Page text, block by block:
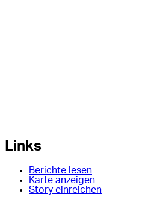
Links
Berichte lesen
Karte anzeigen
Story einreichen